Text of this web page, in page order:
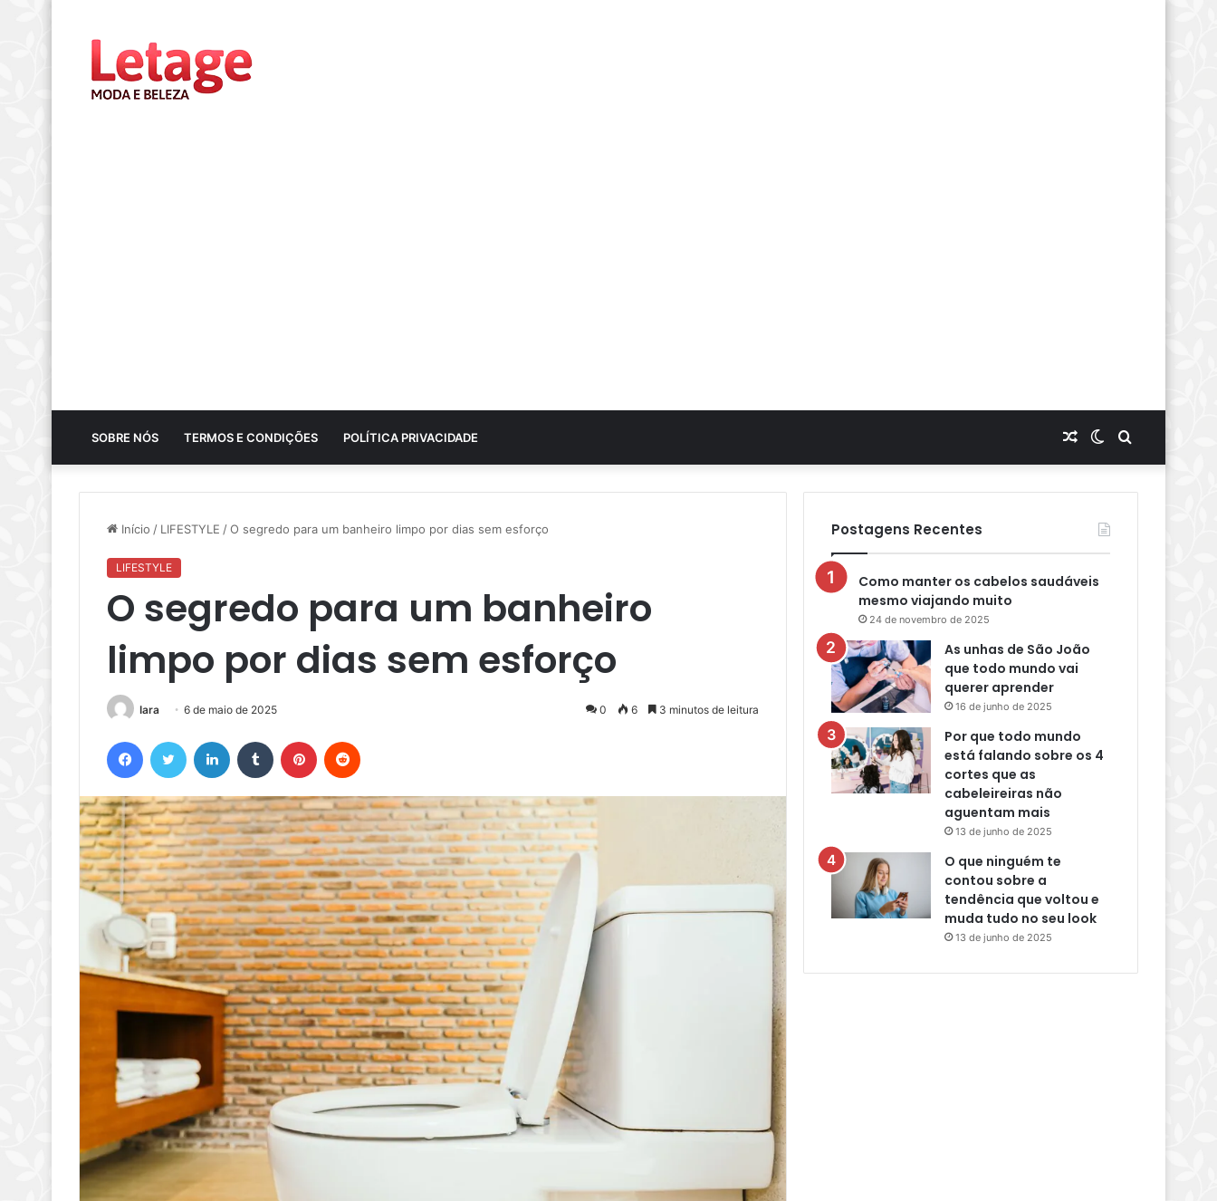
SOBRE NÓS TERMOS E CONDIÇÕES POLÍTICA PRIVACIDADE Procurar
por
Switch
skin
Artigo
aleatório
Início / LIFESTYLE /O segredo para um banheiro limpo por dias sem esforço
LIFESTYLE
O segredo para um banheiro
limpo por dias sem esforço
Iara 6 de maio de 2025 0 6 3 minutos de leitura
FacebookTwitter Linkedin Tumblr Pinterest
Postagens Recentes
Como manter os cabelos saudáveis
mesmo viajando muito
24 de novembro de 2025
As unhas de São João
que todo mundo vai
querer aprender
16 de junho de 2025
Por que todo mundo
está falando sobre os 4
cortes que as
cabeleireiras não
aguentam mais
13 de junho de 2025
O que ninguém te
contou sobre a
tendência que voltou e
muda tudo no seu look
13 de junho de 2025